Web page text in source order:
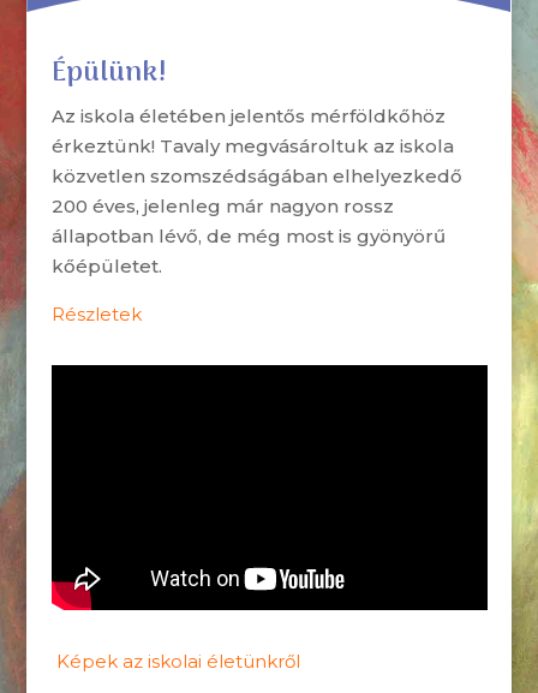
Épülünk!
Az iskola életében jelentős mérföldkőhöz
érkeztünk! Tavaly megvásároltuk az iskola
közvetlen szomszédságában elhelyezkedő
200 éves, jelenleg már nagyon rossz
állapotban lévő, de még most is gyönyörű
kőépületet.
Részletek
Képek az iskolai életünkről